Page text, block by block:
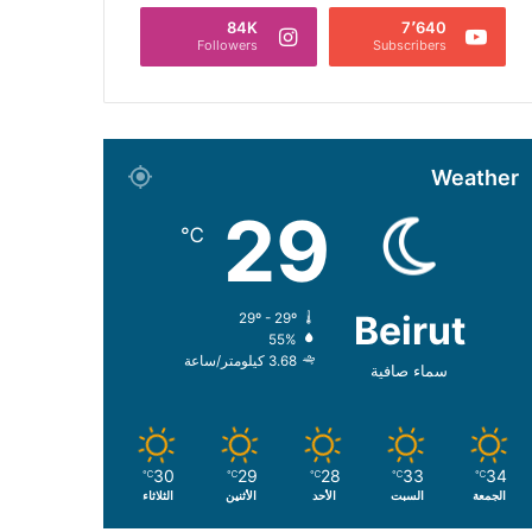
7٬640
Subscribers
84K
Followers
Weather
Beirut
سماء صافية
29
℃
29º - 29º
55%
3.68 كيلومتر/ساعة
34
℃
الجمعة
33
℃
السبت
28
℃
الأحد
29
℃
الأثنين
30
℃
الثلاثاء